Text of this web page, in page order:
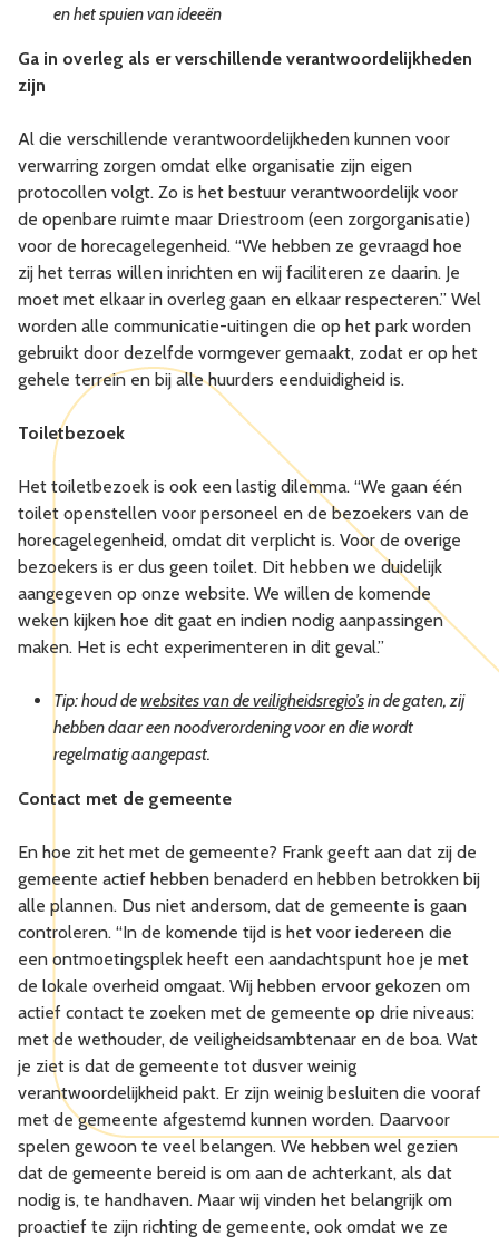
en het spuien van ideeën
Ga in overleg als er verschillende verantwoordelijkheden
zijn
Al die verschillende verantwoordelijkheden kunnen voor
verwarring zorgen omdat elke organisatie zijn eigen
protocollen volgt. Zo is het bestuur verantwoordelijk voor
de openbare ruimte maar Driestroom (een zorgorganisatie)
voor de horecagelegenheid. “We hebben ze gevraagd hoe
zij het terras willen inrichten en wij faciliteren ze daarin. Je
moet met elkaar in overleg gaan en elkaar respecteren.” Wel
worden alle communicatie-uitingen die op het park worden
gebruikt door dezelfde vormgever gemaakt, zodat er op het
gehele terrein en bij alle huurders eenduidigheid is.
Toiletbezoek
Het toiletbezoek is ook een lastig dilemma. “We gaan één
toilet openstellen voor personeel en de bezoekers van de
horecagelegenheid, omdat dit verplicht is. Voor de overige
bezoekers is er dus geen toilet. Dit hebben we duidelijk
aangegeven op onze website. We willen de komende
weken kijken hoe dit gaat en indien nodig aanpassingen
maken. Het is echt experimenteren in dit geval.”
Tip: houd dewebsites van de veiligheidsregio’sin de gaten, zij
hebben daar een noodverordening voor en die wordt
regelmatig aangepast.
Contact met de gemeente
En hoe zit het met de gemeente? Frank geeft aan dat zij de
gemeente actief hebben benaderd en hebben betrokken bij
alle plannen. Dus niet andersom, dat de gemeente is gaan
controleren. “In de komende tijd is het voor iedereen die
een ontmoetingsplek heeft een aandachtspunt hoe je met
de lokale overheid omgaat. Wij hebben ervoor gekozen om
actief contact te zoeken met de gemeente op drie niveaus:
met de wethouder, de veiligheidsambtenaar en de boa. Wat
je ziet is dat de gemeente tot dusver weinig
verantwoordelijkheid pakt. Er zijn weinig besluiten die vooraf
met de gemeente afgestemd kunnen worden. Daarvoor
spelen gewoon te veel belangen. We hebben wel gezien
dat de gemeente bereid is om aan de achterkant, als dat
nodig is, te handhaven. Maar wij vinden het belangrijk om
proactief te zijn richting de gemeente, ook omdat we ze